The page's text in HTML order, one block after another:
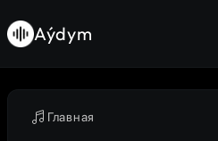
Главная
Aýdym